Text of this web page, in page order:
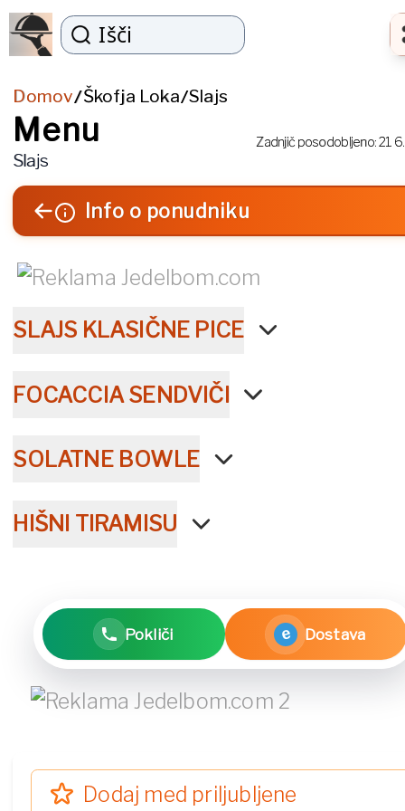
Išči
Domov/Škofja Loka/Slajs
Menu
Slajs
Zadnjič posodobljeno:21.
Info o ponudniku
SLAJS KLASIČNE PICE
FOCACCIA SENDVIČI
SOLATNE BOWLE
HIŠNI TIRAMISU
Pokliči e Dostava
Dodaj med priljubljene